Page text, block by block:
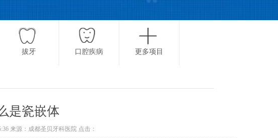
拔牙 口腔疾病 更多项目
是瓷嵌体
来源：成都圣贝牙科医院 点击：